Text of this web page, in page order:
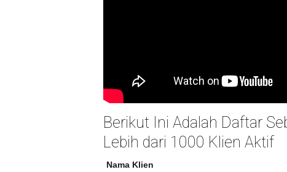
Berikut Ini Adalah Daftar
Lebih dari 1000 Klien Aktif
Nama Klien